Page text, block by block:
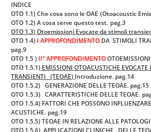
INDICE
OTO 1.1) Che cosa sono le OAE (Otoacoustic
OTO 1.2) A cosa serve questo test. pag.3
OTO 1.3) Otoemissioni Evocate dastimoli
OTO 1.4) I APPROFONDIMENTO DA STIMOLI
pag.9
OTO 1.5 ) II° APPROFONDIMENTO
OTO 1.5.1) EMISSIONI OTOACUSTICHE
TRANSIENTI (TEOAE) Introduzione. pag.14
OTO 1.5.2) GENERAZIONE DELLE TEOAE. pag.15
OTO 1.5.3) CARATTERISTICHE DELLE TEOAE.
OTO 1.5.4) FATTORI CHE POSSONO
ACUSTICHE. pag.19
OTO 1.5.5)TEOAE IN RELAZIONE ALLE